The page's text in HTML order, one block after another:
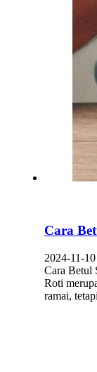
Cara
2024-11-10
Cara Betul
Roti
ramai,